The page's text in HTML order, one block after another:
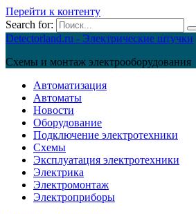
Перейти к контенту
Search for:
Detectorland.ru - Электрические штучки
Схемы и монтаж электрооборудования
Автоматизация
Автоматы
Новости
Оборудование
Подключение электротехники
Схемы
Эксплуатация электротехники
Электрика
Электромонтаж
Электроприборы